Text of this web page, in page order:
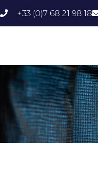
+33 (0)7 68 21 98 18